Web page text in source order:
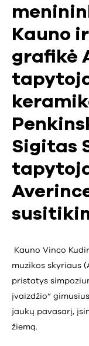
Kauno
grafikė
Sigitas
Kauno Vinco
muzikos skyriaus
pristatys
įvaizdžio“
jaukų pavasarį,
žiemą.